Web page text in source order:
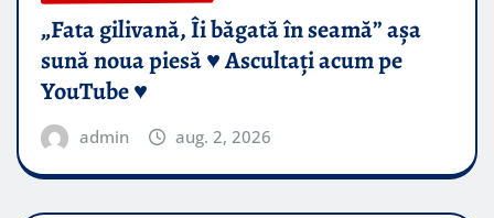
„Fata gilivană, Îi băgată în seamă” așa
sună noua piesă ♥️ Ascultați acum pe
YouTube ♥️
admin aug. 2, 2026